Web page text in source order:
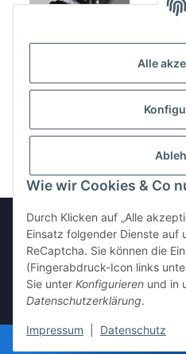
Alle
Wie wir Cookies & Co
Durch Klicken auf „Alle
Einsatz folgender Dienste auf
ReCaptcha. Sie können die
(Fingerabdruck-Icon links
Sie unter Konfigurieren und in
Datenschutzerklärung.
Impressum Datenschutz
Basis
*
Vertrag
* Alle Preise inkl. gesetzlicher USt., zzgl.